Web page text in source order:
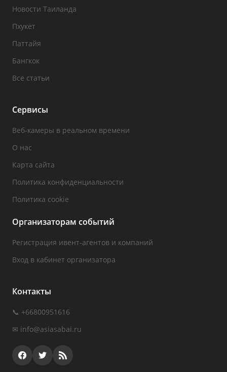
Новости Таиланда
Пхукет
Паттайя
Бангкок
Все статьи
Сервисы
Веб-камеры в реальном времени
О нас
Карта сайта
Политика конфиденциальности
Политика cookie
Организаторам событий
Регистрация ивент-агентов и компаний
Вход в кабинет организатора
Контакты
📞 +66800951616
✉ info@asiasabai.ru